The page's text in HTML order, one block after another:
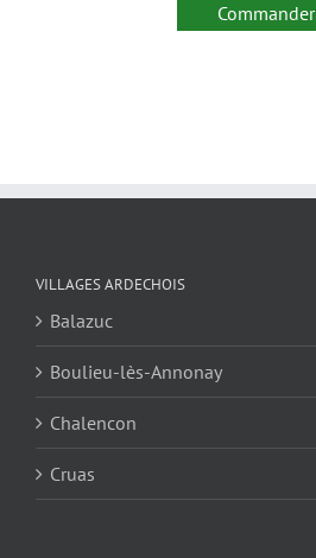
Commander
VILLAGES ARDECHOIS
Balazuc
Boulieu-lès-Annonay
Chalencon
Cruas